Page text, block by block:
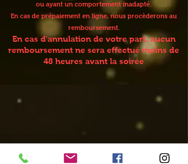
ou ayant un comportement inadapté.
En cas de prépaiement en ligne, nous procèderons au
remboursement.
En cas d'annulation de votre part, aucun
remboursement ne sera effectué moins de
48 heures avant la soirée